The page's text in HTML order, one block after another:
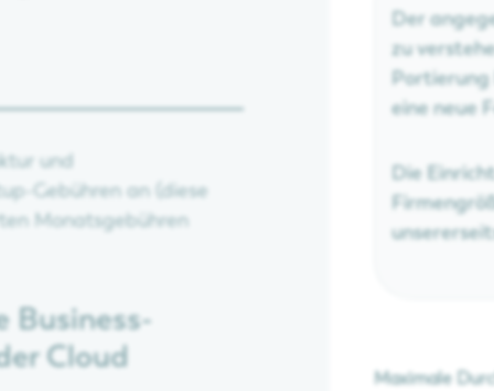
und
Gebühren an (diese
Monatsgebühren
Business-
Cloud
Der
zu
Portierung
eine neue
Die
Maximale